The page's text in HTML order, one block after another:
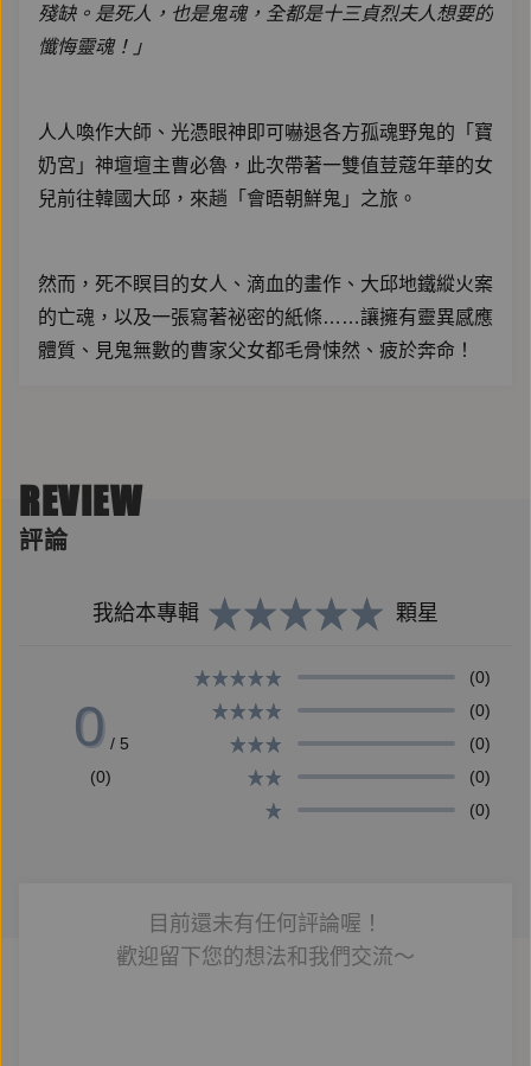
殘缺。是死人，也是鬼魂，全都是十三貞烈夫人想要的
懺悔靈魂！」
人人喚作大師、光憑眼神即可嚇退各方孤魂野鬼的「寶
奶宮」神壇壇主曹必魯，此次帶著一雙值荳蔻年華的女
兒前往韓國大邱，來趟「會晤朝鮮鬼」之旅。
然而，死不瞑目的女人、滴血的畫作、大邱地鐵縱火案
的亡魂，以及一張寫著祕密的紙條……讓擁有靈異感應
體質、見鬼無數的曹家父女都毛骨悚然、疲於奔命！
息……？
怪談妖姬 X 戀文御姐系。
書寫驚悚奇情的氛圍，療癒痛著微笑的靈魂。
IG：【nanami543】
REVIEW
評論
我給本專輯 顆星
0 / 5
(0)
(0)
(0)
(0)
(0)
(0)
目前還未有任何評論喔！
歡迎留下您的想法和我們交流～